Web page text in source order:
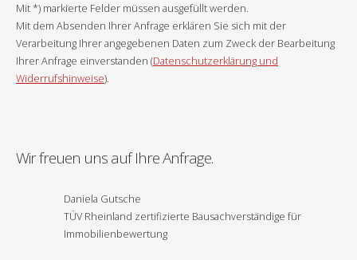
Mit *) markierte Felder müssen ausgefüllt werden.
Mit dem Absenden Ihrer Anfrage erklären Sie sich mit der
Verarbeitung Ihrer angegebenen Daten zum Zweck der Bearbeitung
Ihrer Anfrage einverstanden (Datenschutzerklärung und
Widerrufshinweise).
Wir freuen uns auf Ihre Anfrage.
Daniela Gutsche
TÜV Rheinland zertifizierte Bausachverständige für
Immobilienbewertung